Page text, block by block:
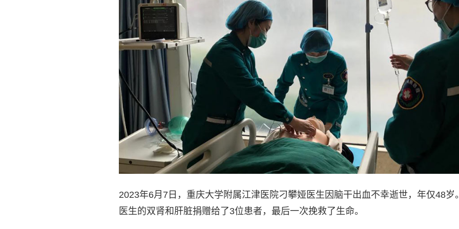
2023年6月7日，重庆大学附属江津医院刁攀娅医生因脑干出血不幸逝世，年仅48岁
医生的双肾和肝脏捐赠给了3位患者，最后一次挽救了生命。